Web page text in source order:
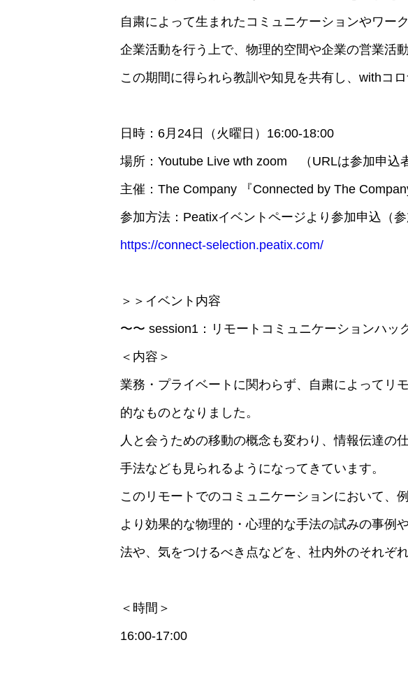
自粛によって生まれたコミュニケーションやワー
企業活動を行う上で、物理的空間や企業の営業活
この期間に得られら教訓や知見を共有し、withコロ
日時：6月24日（火曜日）16:00-18:00
場所：Youtube Live wth zoom （URLは参加申込
主催：The Company 『Connected by The
参加方法：Peatixイベントページより参加申込（参
https://connect-selection.peatix.com/
＞＞イベント内容
〜〜 session1：リモートコミュニケーションハ
＜内容＞
業務・プライベートに関わらず、自粛によってリ
的なものとなりました。
人と会うための移動の概念も変わり、情報伝達の
手法なども見られるようになってきています。
このリモートでのコミュニケーションにおいて、
より効果的な物理的・心理的な手法の試みの事例
法や、気をつけるべき点などを、社内外のそれぞ
＜時間＞
16:00-17:00